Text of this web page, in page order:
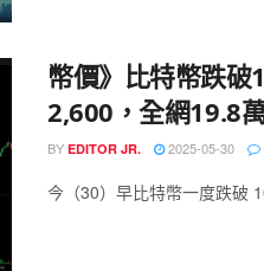
幣價》比特幣跌
2,600，全網19.8
BY EDITOR JR. 2025-05-30
今（30）早比特幣一度跌破